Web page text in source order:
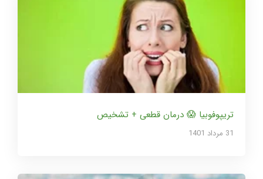
تریپوفوبیا 😱 درمان قطعی + تشخیص
31 مرداد 1401